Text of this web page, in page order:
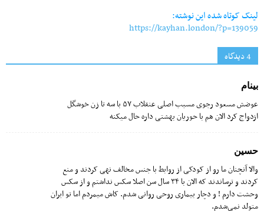
لینک کوتاه شده این نوشته:
https://kayhan.london/?p=139059
4 دیدگاه‌
بینام
عوضش مسعود رجوی مسبب اصلی عنقلاب ۵۷ با سه تا زن خوشگل
ازدواج کرد الان هم با حوریان بهشتی داره حال میکنه
حسین
والا آنچنان ما رو از کودکی از روابط با جنس مخالف نهی کردند و منع
کردند و ترساندند که الان با ۳۴ سال سن اصلا سکس نداشتم و از سکس
وحشت دارم ! و دچار بیماری روحی روانی شدم. کاش میمردم اما تو ایران
متولد نمی‌شدم.